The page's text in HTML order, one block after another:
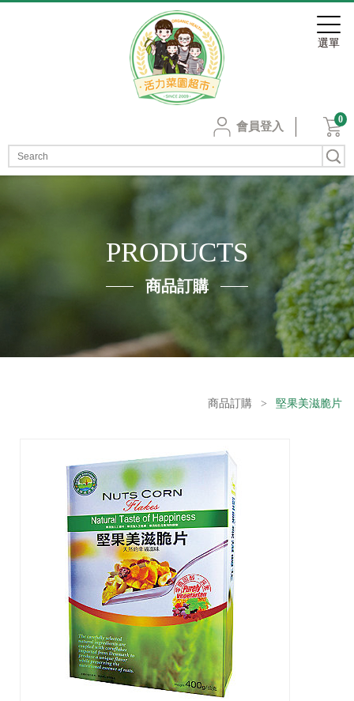
會員登入
0
PRODUCTS
商品訂購
商品訂購 > 堅果美滋脆片